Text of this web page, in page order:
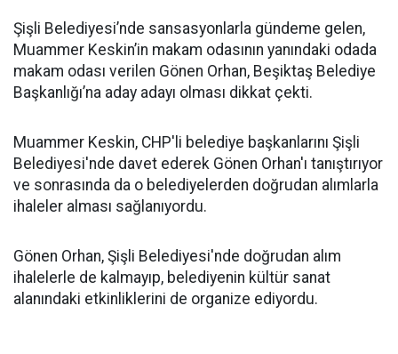
Şişli Belediyesi’nde sansasyonlarla gündeme gelen,
Muammer Keskin’in makam odasının yanındaki odada
makam odası verilen Gönen Orhan, Beşiktaş Belediye
Başkanlığı’na aday adayı olması dikkat çekti.
Muammer Keskin, CHP'li belediye başkanlarını Şişli
Belediyesi'nde davet ederek Gönen Orhan'ı tanıştırıyor
ve sonrasında da o belediyelerden doğrudan alımlarla
ihaleler alması sağlanıyordu.
Gönen Orhan, Şişli Belediyesi'nde doğrudan alım
ihalelerle de kalmayıp, belediyenin kültür sanat
alanındaki etkinliklerini de organize ediyordu.